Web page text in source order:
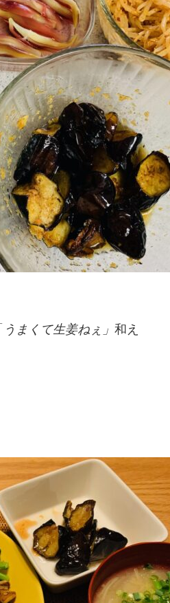
うまくて生姜ねぇ」 和え